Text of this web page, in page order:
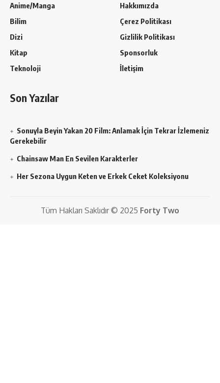
Anime/Manga
Bilim
Dizi
Kitap
Teknoloji
Hakkımızda
Çerez Politikası
Gizlilik Politikası
Sponsorluk
İletişim
Son Yazılar
Sonuyla Beyin Yakan 20 Film: Anlamak İçin Tekrar İzlemeniz
Gerekebilir
Chainsaw Man En Sevilen Karakterler
Her Sezona Uygun Keten ve Erkek Ceket Koleksiyonu
Tüm Hakları Saklıdır © 2025 Forty Two